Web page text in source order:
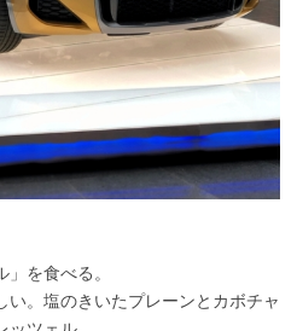
を食べる。
い。塩のきいたプレーンとカボチャ